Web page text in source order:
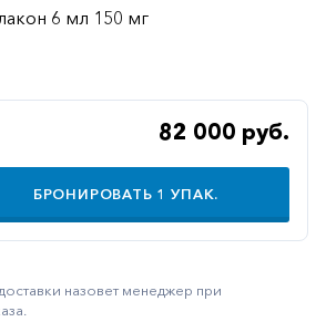
6 мл 150 мг
82 000 руб.
БРОНИРОВАТЬ 1 УПАК.
назовет менеджер при